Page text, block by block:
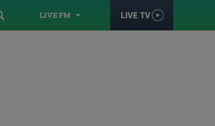
LIVE FM LIVE TV